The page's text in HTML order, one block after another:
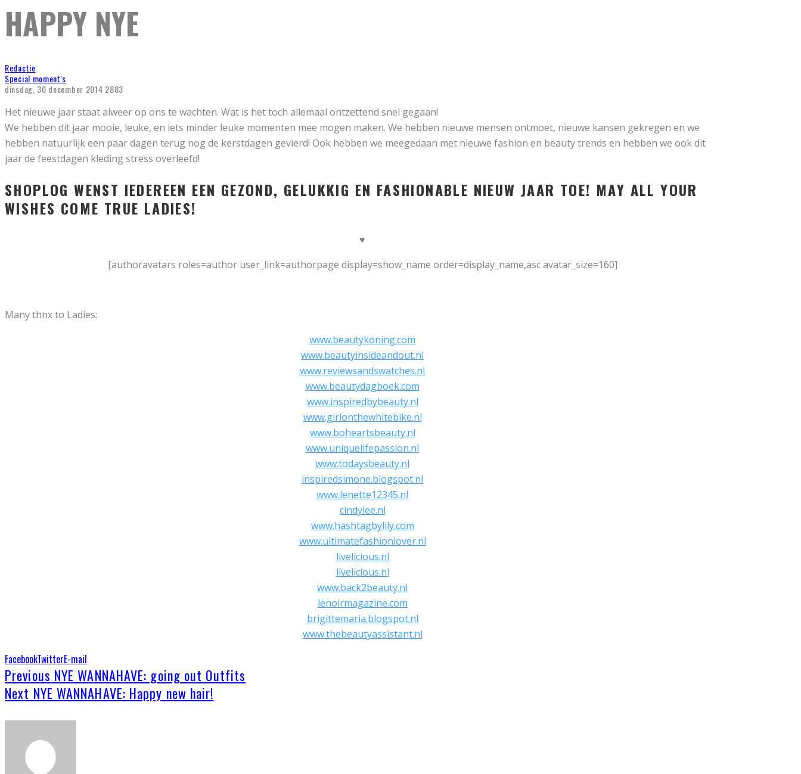
HAPPY NYE
Redactie
Special moment's
dinsdag, 30 december 2014 2883
Het nieuwe jaar staat alweer op ons te wachten. Wat is het toch allemaal ontzettend snel gegaan!
We hebben dit jaar mooie, leuke, en iets minder leuke momenten mee mogen maken. We hebben nieuwe mensen ontmoet, nieuwe kansen gekregen en we
hebben natuurlijk een paar dagen terug nog de kerstdagen gevierd! Ook hebben we meegedaan met nieuwe fashion en beauty trends en hebben we ook dit
jaar de feestdagen kleding stress overleefd!
SHOPLOG WENST IEDEREEN EEN GEZOND, GELUKKIG EN FASHIONABLE NIEUW JAAR TOE! MAY ALL YOUR
WISHES COME TRUE LADIES!
♥
[authoravatars roles=author user_link=authorpage display=show_name order=display_name,asc avatar_size=160]
Many thnx to Ladies:
www.beautykoning.com
www.beautyinsideandout.nl
www.reviewsandswatches.nl
www.beautydagboek.com
www.inspiredbybeauty.nl
www.girlonthewhitebike.nl
www.boheartsbeauty.nl
www.uniquelifepassion.nl
www.todaysbeauty.nl
inspiredsimone.blogspot.nl
www.lenette12345.nl
cindylee.nl
www.hashtagbylily.com
www.ultimatefashionlover.nl
livelicious.nl
livelicious.nl
www.back2beauty.nl
lenoirmagazine.com
brigittemaria.blogspot.nl
www.thebeautyassistant.nl
FacebookTwitterE-mail
Previous NYE WANNAHAVE: going out Outfits
Next NYE WANNAHAVE: Happy new hair!